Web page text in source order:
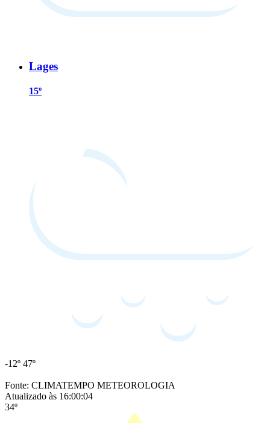
Lages
15º
-12º 47º
Fonte: CLIMATEMPO METEOROLOGIA
Atualizado às 16:00:04
34º